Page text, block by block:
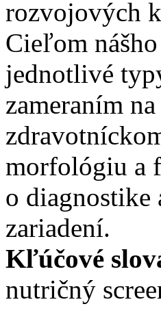
rozvojových
Cieľom
jednotlivé
zameraním
morfológiu a
o diagnostike
zariadení.
Kľúčové
nutričný